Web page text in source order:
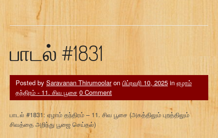
பாடல் #1831
Posted by Saravanan Thirumoolaron பிப்ரவரி 10, 2025 in ஏழாம்
தந்திரம் - 11. சிவ பூசை 0 Comment
பாடல் #1831: ஏழாம் தந்திரம் – 11. சிவ பூசை (அகத்திலும் புறத்திலும்
சிவத்தை அறிந்து பூஜை செய்தல்)